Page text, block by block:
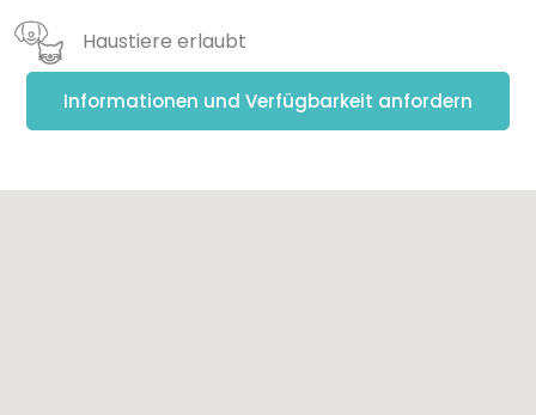
Haustiere erlaubt
Informationen und Verfügbarkeit anfordern